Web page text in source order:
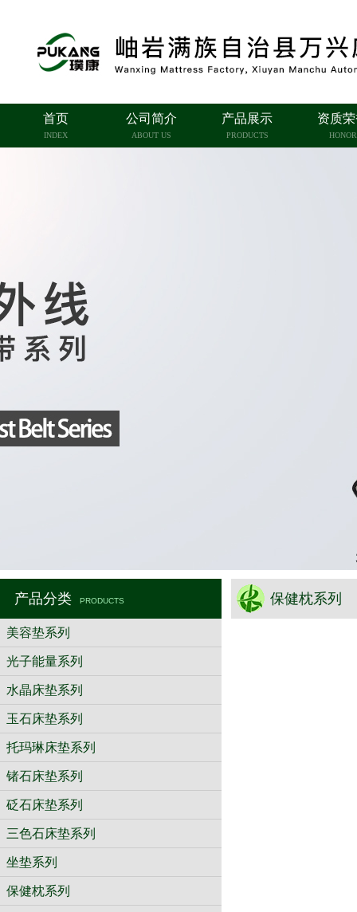
首页
INDEX
公司简介
ABOUT US
产品展示
PRODUCTS
资质
HONOR
产品分类 PRODUCTS
美容垫系列
光子能量系列
水晶床垫系列
玉石床垫系列
托玛琳床垫系列
锗石床垫系列
砭石床垫系列
三色石床垫系列
坐垫系列
保健枕系列
保健枕系列